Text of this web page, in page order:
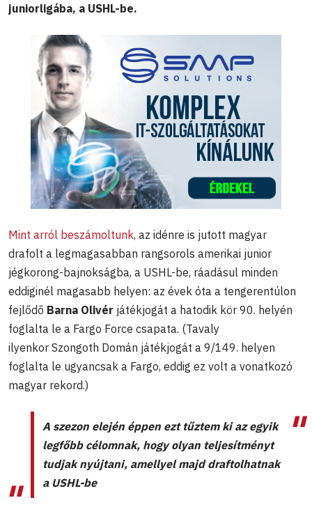
juniorligába, a USHL-be.
Mint arról beszámoltunk, az idénre is jutott magyar
drafolt a legmagasabban rangsorols amerikai junior
jégkorong-bajnokságba, a USHL-be, ráadásul minden
eddiginél magasabb helyen: az évek óta a tengerentúlon
fejlődő Barna Olivér játékjogát a hatodik kör 90. helyén
foglalta le a Fargo Force csapata. (Tavaly
ilyenkor Szongoth Domán játékjogát a 9/149. helyen
foglalta le ugyancsak a Fargo, eddig ez volt a vonatkozó
magyar rekord.)
A szezon elején éppen ezt tűztem ki az egyik
legfőbb célomnak, hogy olyan teljesítményt
tudjak nyújtani, amellyel majd draftolhatnak
a USHL-be